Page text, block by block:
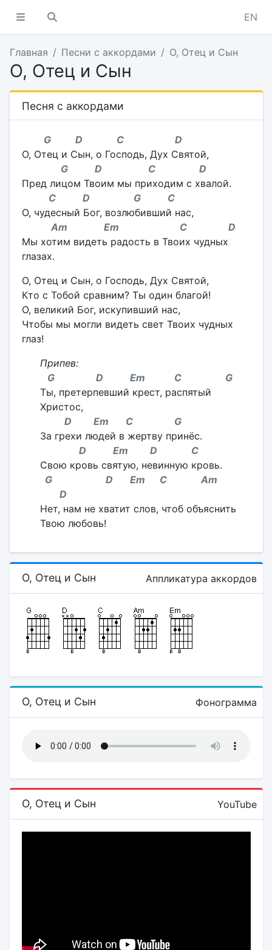
EN
Главная Песни с аккордами О, Отец и Сын
О, Отец и Сын
Песня с аккордами
G D C D
О, Отец и Сын, о Господь, Дух Святой,
G D C D
Пред лицом Твоим мы приходим с хвалой.
C D G C
О, чудесный Бог, возлюбивший нас,
Am Em C D
Мы хотим видеть радость в Твоих чудных
глазах.
О, Отец и Сын, о Господь, Дух Святой,
Кто с Тобой сравним? Ты один благой!
О, великий Бог, искупивший нас,
Чтобы мы могли видеть свет Твоих чудных
глаз!
Припев:
G D Em C G
Ты, претерпевший крест, распятый
Христос,
D Em C G
За грехи людей в жертву принёс.
D Em D C
Свою кровь святую, невинную кровь.
G D Em C Am
D
Нет, нам не хватит слов, чтоб объяснить
Твою любовь!
О, Отец и Сын Аппликатура аккордов
О, Отец и Сын Фонограмма
О, Отец и Сын YouTube